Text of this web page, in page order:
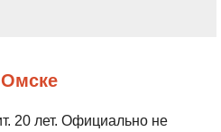
Омске
20 лет. Официально не